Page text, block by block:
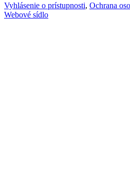
Vyhlásenie o prístupnosti, Ochrana
Webové sídlo